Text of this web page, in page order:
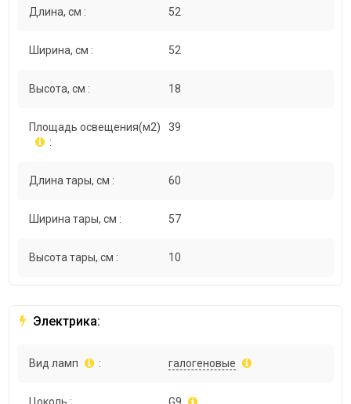
Длина, см : 52
Ширина, см : 52
Высота, см : 18
Площадь освещения(м2)
:
39
Длина тары, см : 60
Ширина тары, см : 57
Высота тары, см : 10
Электрика:
Вид ламп : галогеновые
Цоколь : G9